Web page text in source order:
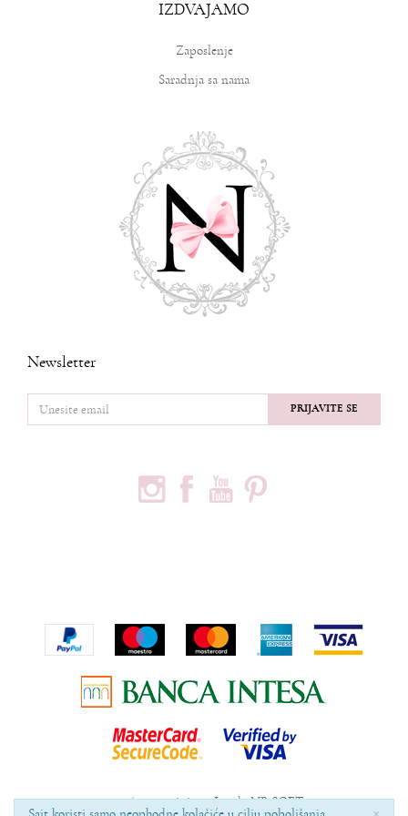
IZDVAJAMO
Zaposlenje
Saradnja sa nama
Newsletter
PRIJAVITE SE
office@ninia.rs
109267030
©2026www.ninia.rs, IzradaNB SOFT.